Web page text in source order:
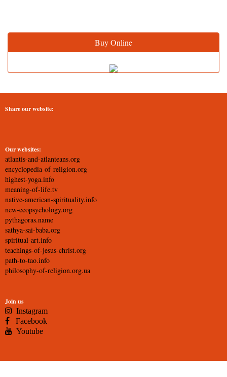
Buy Online
Share our website:
Our websites:
atlantis-and-atlanteans.org
encyclopedia-of-religion.org
highest-yoga.info
meaning-of-life.tv
native-american-spirituality.info
new-ecopsychology.org
pythagoras.name
sathya-sai-baba.org
spiritual-art.info
teachings-of-jesus-christ.org
path-to-tao.info
philosophy-of-religion.org.ua
Join us
Instagram
Facebook
Youtube